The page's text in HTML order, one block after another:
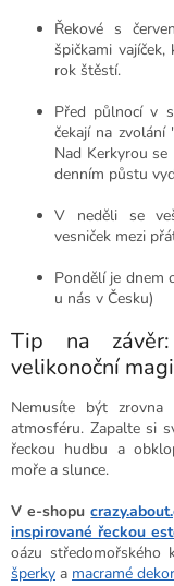
Řekové s
špičkami
rok štěstí.
Před půlnocí v
čekají na zvolání
Nad Kerkyrou
denním půstu
V neděli se
vesniček mezi
Pondělí je dnem
u nás v Česku)
Tip na
velikonoční
Nemusíte být
atmosféru. Zapalte si
řeckou hudbu a
moře a slunce.
V e-shopu
inspirované řeckou
oázu středomořského
šperky a macramé